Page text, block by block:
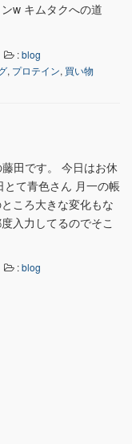
w キムタクへの道
:blog
, プロテイン, 買い物
田です。 今日はお休
て青色さん 月一の帳
ころ大きな変化もな
入力してるのでそこ
:blog